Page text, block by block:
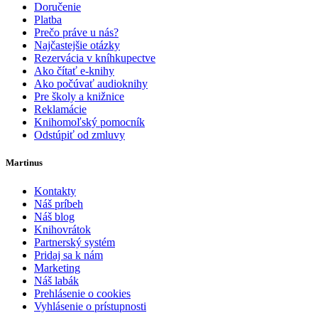
Doručenie
Platba
Prečo práve u nás?
Najčastejšie otázky
Rezervácia v kníhkupectve
Ako čítať e-knihy
Ako počúvať audioknihy
Pre školy a knižnice
Reklamácie
Knihomoľský pomocník
Odstúpiť od zmluvy
Martinus
Kontakty
Náš príbeh
Náš blog
Knihovrátok
Partnerský systém
Pridaj sa k nám
Marketing
Náš labák
Prehlásenie o cookies
Vyhlásenie o prístupnosti